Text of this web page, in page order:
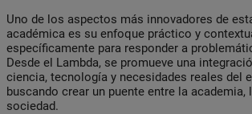
Uno de los aspectos más innovadores de
académica es su enfoque práctico y
específicamente para responder a
Desde el Lambda, se promueve una
ciencia, tecnología y necesidades reales del
buscando crear un puente entre la academia,
sociedad.